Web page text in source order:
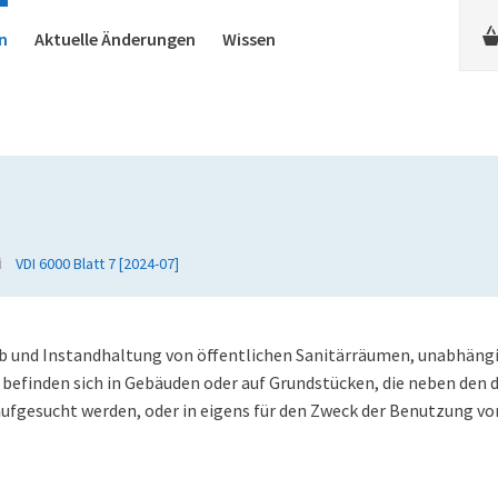
Aktuelle Änderungen Wissen
VDI 6000 Blatt 7 [2024-07]
Instandhaltung von öffentlichen Sanitärräumen,
sich in Gebäuden oder auf Grundstücken, die neben den
werden, oder in eigens für den Zweck der Benutzung